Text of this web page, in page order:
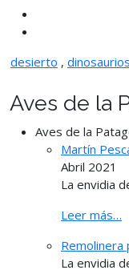
desierto , dinosaurios
Aves de la
Aves de la
Martín
Abril 2021
La envidia
Leer más…
Remolinera
La envidia